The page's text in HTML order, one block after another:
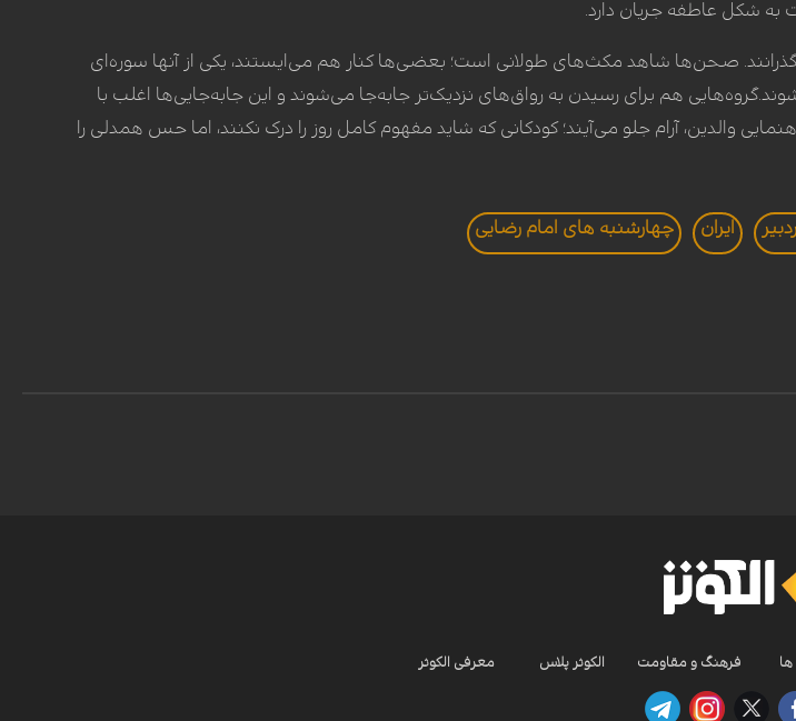
شکل عاطفه جریان دارد.
صحن‌ها شاهد مکث‌های طولانی است؛ بعضی‌ها کنار هم می‌ایستند، یکی از آنها سوره‌ای
هم برای رسیدن به رواق‌های نزدیک‌تر جابه‌جا می‌شوند و این جابه‌جایی‌ها اغلب با
والدین، آرام جلو می‌آیند؛ کودکانی که شاید مفهوم کامل روز را درک نکنند، اما حس همدلی را
ايران چهارشنبه های امام رضایی
ها فرهنگ و مقاومت الکوثر پلاس معرفی الکوثر